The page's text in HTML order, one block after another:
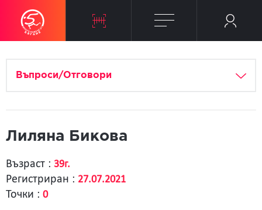
Въпроси/Отговори
Лиляна Бикова
Възраст : 39г.
Регистриран : 27.07.2021
Точки : 0